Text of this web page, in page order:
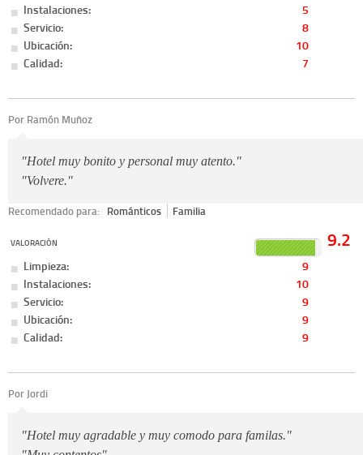
Instalaciones:
5
Servicio:
8
Ubicación:
10
Calidad:
7
Por Ramón Muñoz
"Hotel muy bonito y personal muy atento."
"Volvere."
Recomendado para: Románticos Familia
VALORACIÓN 9.2
Limpieza:
9
Instalaciones:
10
Servicio:
9
Ubicación:
9
Calidad:
9
Por Jordi
"Hotel muy agradable y muy comodo para familas."